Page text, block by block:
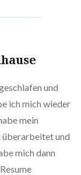
und
ich mich wieder
mein
überarbeitet und
mich dann